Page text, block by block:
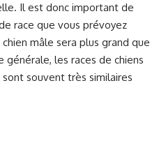
Il est donc important de
race que vous prévoyez
mâle sera plus grand que
les races de chiens
souvent très similaires